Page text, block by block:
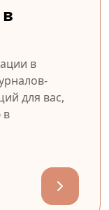
в
для вас,
в